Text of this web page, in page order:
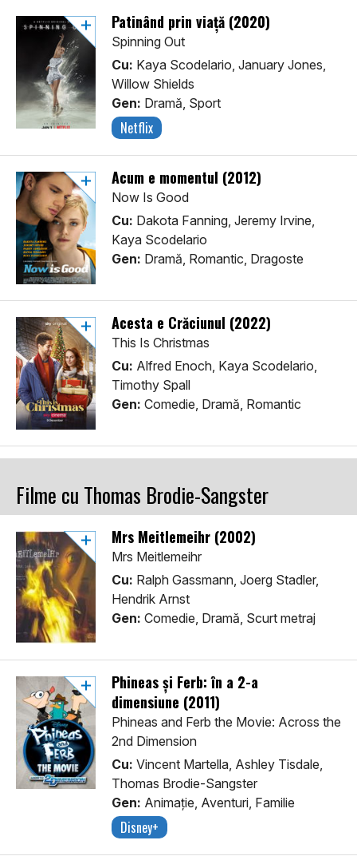
Patinând prin viaţă (2020)
Spinning Out
Cu: Kaya Scodelario, January Jones,
Willow Shields
Gen: Dramă, Sport
Netflix
Acum e momentul (2012)
Now Is Good
Cu: Dakota Fanning, Jeremy Irvine,
Kaya Scodelario
Gen: Dramă, Romantic, Dragoste
Acesta e Crăciunul (2022)
This Is Christmas
Cu: Alfred Enoch, Kaya Scodelario,
Timothy Spall
Gen: Comedie, Dramă, Romantic
Filme cu Thomas Brodie-Sangster
Mrs Meitlemeihr (2002)
Mrs Meitlemeihr
Cu: Ralph Gassmann, Joerg Stadler,
Hendrik Arnst
Gen: Comedie, Dramă, Scurt metraj
Phineas și Ferb: în a 2-a
dimensiune (2011)
Phineas and Ferb the Movie: Across the
2nd Dimension
Cu: Vincent Martella, Ashley Tisdale,
Thomas Brodie-Sangster
Gen: Animaţie, Aventuri, Familie
Disney+